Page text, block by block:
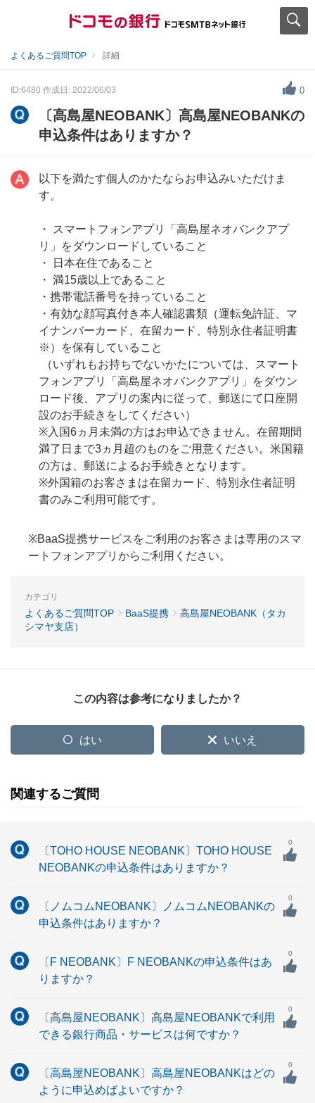
よくあるご質問TOP 詳細
ID:6480 作成日: 2022/06/03 0
〔高島屋NEOBANK〕高島屋NEOBANKの
申込条件はありますか？
以下を満たす個人のかたならお申込みいただけま
す。
・ スマートフォンアプリ「高島屋ネオバンクアプ
リ」をダウンロードしていること
・ 日本在住であること
・ 満15歳以上であること
・携帯電話番号を持っていること
・有効な顔写真付き本人確認書類（運転免許証、マ
イナンバーカード、在留カード、特別永住者証明書
※）を保有していること
（いずれもお持ちでないかたについては、スマート
フォンアプリ「高島屋ネオバンクアプリ」をダウン
ロード後、アプリの案内に従って、郵送にて口座開
設のお手続きをしてください）
※入国6ヵ月未満の方はお申込できません。在留期間
満了日まで3ヵ月超のものをご用意ください。米国籍
の方は、郵送によるお手続きとなります。
※外国籍のお客さまは在留カード、特別永住者証明
書のみご利用可能です。
※BaaS提携サービスをご利用のお客さまは専用のスマ
ートフォンアプリからご利用ください。
カテゴリ
よくあるご質問TOP BaaS提携
高島屋NEOBANK（タカ
シマヤ支店）
この内容は参考になりましたか？
はい いいえ
関連するご質問
〔TOHO HOUSE NEOBANK〕TOHO HOUSE
NEOBANKの申込条件はありますか？
0
〔ノムコムNEOBANK〕ノムコムNEOBANKの
申込条件はありますか？
0
〔F NEOBANK〕F NEOBANKの申込条件はあ
りますか？
0
〔高島屋NEOBANK〕高島屋NEOBANKで利用
できる銀行商品・サービスは何ですか？
0
〔高島屋NEOBANK〕高島屋NEOBANKはどの
ように申込めばよいですか？
0